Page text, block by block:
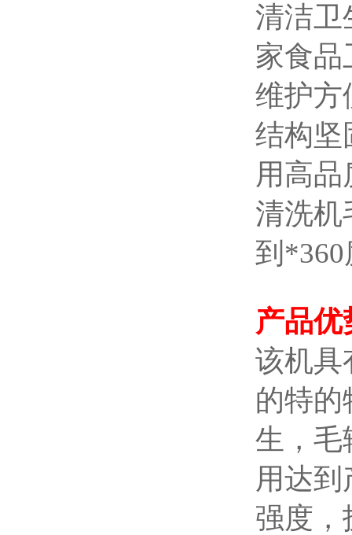
清洁卫
家食品
维护方
结构坚
用高
清洗机
到
产品优
该机具
的特的
生，毛
用达
强度，